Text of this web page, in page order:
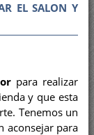
EL SALON Y
para realizar
y que esta
Tenemos un
aconsejar para